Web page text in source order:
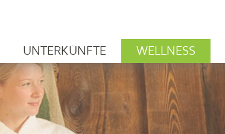
UNTERKÜNFTE WELLNESS